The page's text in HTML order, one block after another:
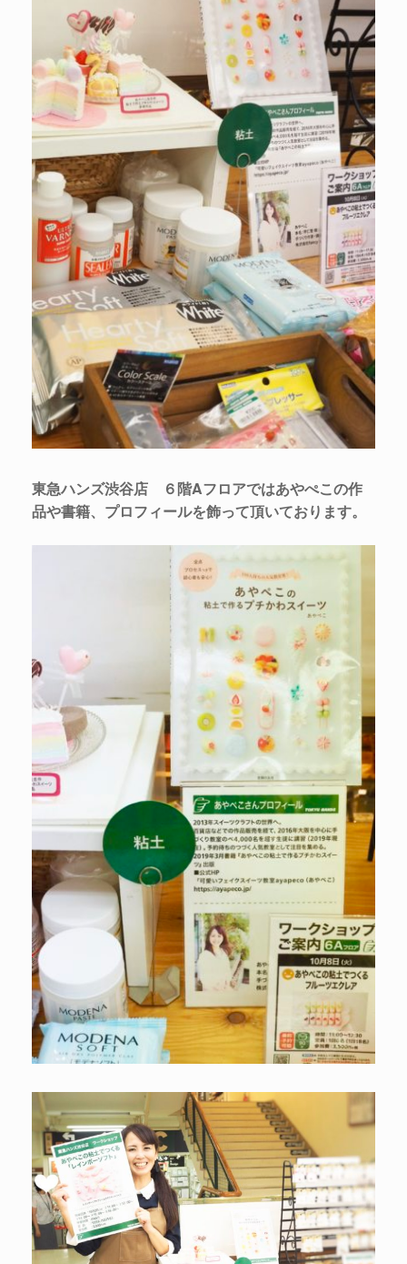
東急ハンズ渋谷店 ６階Aフロアではあやぺこの作
品や書籍、プロフィールを飾って頂いております。